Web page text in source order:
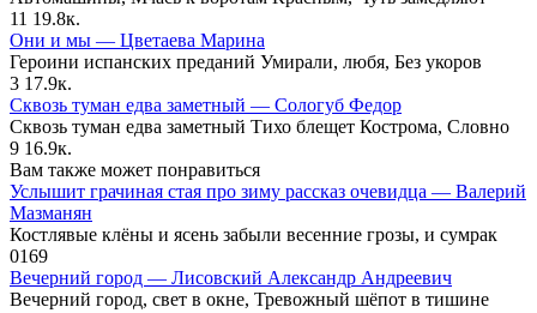
11 19.8к.
Они и мы — Цветаева Марина
Героини испанских преданий Умирали, любя, Без укоров
3 17.9к.
Сквозь туман едва заметный — Сологуб Федор
Сквозь туман едва заметный Тихо блещет Кострома, Словно
9 16.9к.
Вам также может понравиться
Услышит грачиная стая про зиму рассказ очевидца — Валерий
Мазманян
Костлявые клёны и ясень забыли весенние грозы, и сумрак
0169
Вечерний город — Лисовский Александр Андреевич
Вечерний город, свет в окне, Тревожный шёпот в тишине